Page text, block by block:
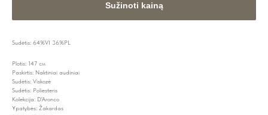
Sužinoti kainą
Sudėtis: 64%VI 36%PL
Plotis: 147 см
Paskirtis: Naktiniai audiniai
Sudėtis: Viskozė
Sudėtis: Poliesteris
Kolekcija: D'Aronco
Ypatybės: Žakardas